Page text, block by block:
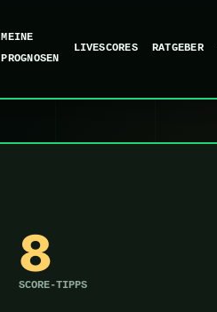
MEINE
PROGNOSEN
LIVESCORES RATGEBER
8
SCORE-TIPPS